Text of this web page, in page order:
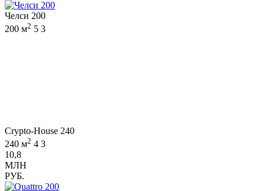
Челси 200
200 м2 5 3
Crypto-House 240
240 м2 4 3
10,8
МЛН
РУБ.